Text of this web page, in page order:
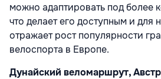
можно адаптировать под более
что делает его доступным и для
отражает рост популярности
велоспорта в Европе.
Дунайский веломаршрут,